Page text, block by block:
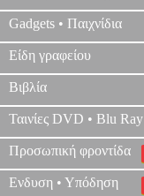
Gadgets • Παιχνίδια
Είδη γραφείου
Βιβλία
Ταινίες DVD • Blu Ray
Προσωπική φροντίδα
Ενδυση • Υπόδηση